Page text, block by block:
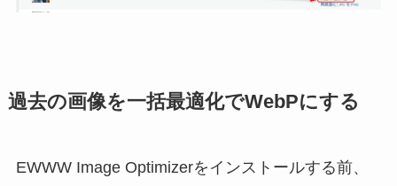
過去の画像を一括最適化でWebPにする
EWWW Image Optimizerをインストールする前、